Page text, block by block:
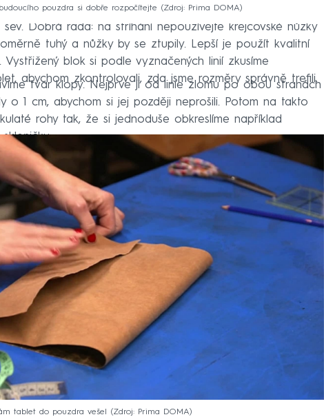
pouzdra si dobře rozpočítejte Zdroj: Prima DOMA
a obkreslíme. Než začnete stříhat, nezapomeňte v šířce
Dobrá rada: na stříhání nepoužívejte krejčovské nůžky
tuhý a nůžky by se ztupily. Lepší je použít kvalitní
blok si podle vyznačených linií zkusíme
abychom zkontrolovali, zda jsme rozměry správně trefili.
tvar klopy. Nejprve ji od linie zlomu po obou stranách
o 1 cm, abychom si jej později neprošili. Potom na takto
rohy tak, že si jednoduše obkreslíme například
tablet do pouzdra vešel Zdroj: Prima DOMA